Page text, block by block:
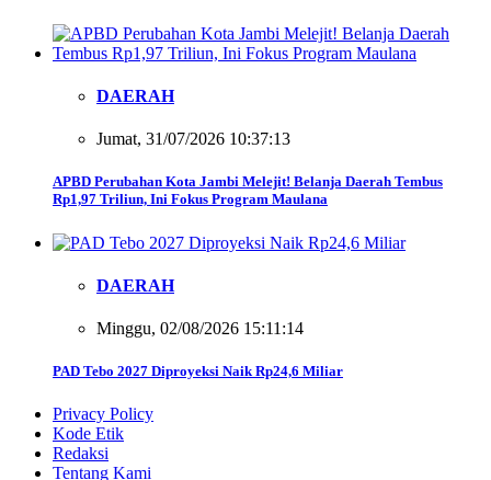
DAERAH
Jumat, 31/07/2026 10:37:13
APBD Perubahan Kota Jambi Melejit! Belanja Daerah Tembus
Rp1,97 Triliun, Ini Fokus Program Maulana
DAERAH
Minggu, 02/08/2026 15:11:14
PAD Tebo 2027 Diproyeksi Naik Rp24,6 Miliar
Privacy Policy
Kode Etik
Redaksi
Tentang Kami